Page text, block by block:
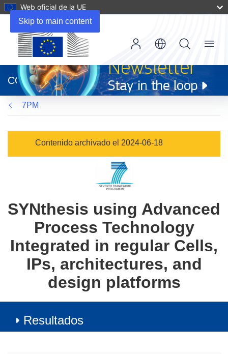
Skip to main content
Web oficial de la UE
abrirá
en
una
nueva
ventana)
CORDIS
Menu
7PM
Contenido archivado el 2024-06-18
SYNthesis using Advanced
Process Technology
Integrated in regular Cells,
IPs, architectures, and
design platforms
Resultados